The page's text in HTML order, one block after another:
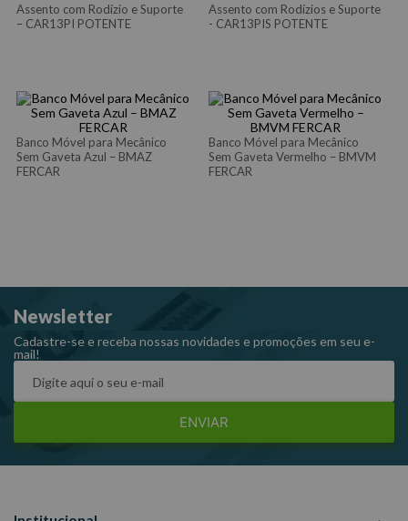
Assento com Rodízio e Suporte
– CAR13PI POTENTE
Assento com Rodízios e Suporte
- CAR13PIS POTENTE
Banco Móvel para Mecânico
Sem Gaveta Azul – BMAZ
FERCAR
Banco Móvel para Mecânico
Sem Gaveta Vermelho – BMVM
FERCAR
Newsletter
Cadastre-se e receba nossas novidades e promoções em seu e-
mail!
ENVIAR